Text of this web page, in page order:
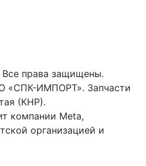
права защищены.
«СПК-ИМПОРТ». Запчасти
(КНР).
компании Meta,
организацией и